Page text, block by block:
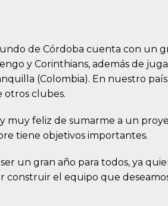
de Córdoba cuenta con un
y Corinthians, además de
(Colombia). En nuestro
otros clubes.
muy feliz de sumarme a un
tiene objetivos importantes.
ser un gran año para todos, ya
construir el equipo que